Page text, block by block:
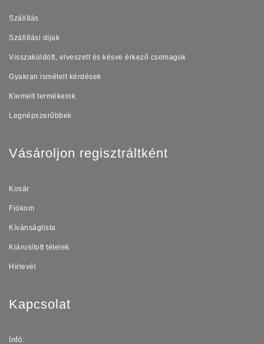
Szállítás
Szállítási díjak
Visszaküldött, elveszett és késve érkező csomagok
Gyakran ismételt kérdések
Kiemelt termékeink
Legnépszerűbbek
Vásároljon regisztráltként
Kosár
Fiókom
Kívánságlista
Kiárusított tételek
Hírlevél
Kapcsolat
Infó: